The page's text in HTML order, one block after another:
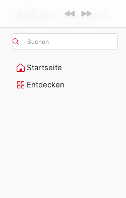
Suchen
Startseite
Entdecken